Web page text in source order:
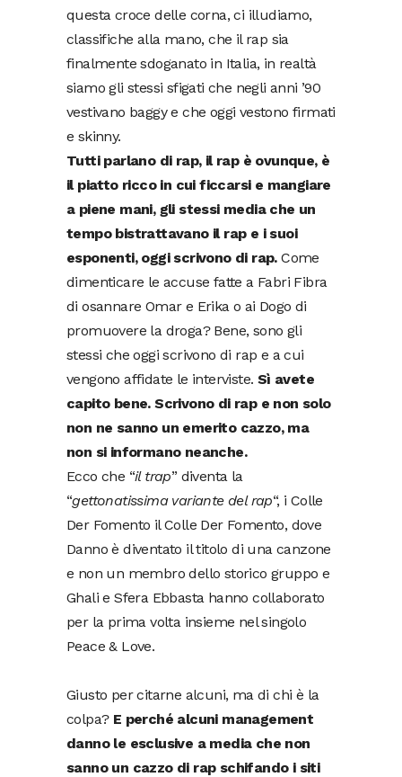
questa croce delle corna, ci illudiamo,
classifiche alla mano, che il rap sia
finalmente sdoganato in Italia, in realtà
siamo gli stessi sfigati che negli anni ’90
vestivano baggy e che oggi vestono firmati
e skinny.
Tutti parlano di rap, il rap è ovunque, è
il piatto ricco in cui ficcarsi e mangiare
a piene mani, gli stessi media che un
tempo bistrattavano il rap e i suoi
esponenti, oggi scrivono di rap.Come
dimenticare le accuse fatte a Fabri Fibra
di osannare Omar e Erika o ai Dogo di
promuovere la droga? Bene, sono gli
stessi che oggi scrivono di rap e a cui
vengono affidate le interviste. Sì avete
capito bene. Scrivono di rap e non solo
non ne sanno un emerito cazzo, ma
non si informano neanche.
Ecco che “il trap” diventa la
“gettonatissima variante del rap“, i Colle
Der Fomento il Colle Der Fomento, dove
Danno è diventato il titolo di una canzone
e non un membro dello storico gruppo e
Ghali e Sfera Ebbasta hanno collaborato
per la prima volta insieme nel singolo
Peace & Love.
Giusto per citarne alcuni, ma di chi è la
colpa?E perché alcuni management
danno le esclusive a media che non
sanno un cazzo di rap schifando i siti